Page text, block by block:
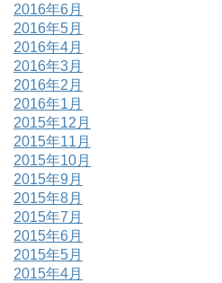
2016年6月
2016年5月
2016年4月
2016年3月
2016年2月
2016年1月
2015年12月
2015年11月
2015年10月
2015年9月
2015年8月
2015年7月
2015年6月
2015年5月
2015年4月